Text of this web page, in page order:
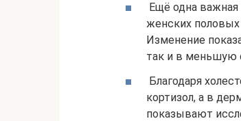
Ещё одна
женских половых
Изменение
так и в меньшую
Благодаря
кортизол, а в
показывают